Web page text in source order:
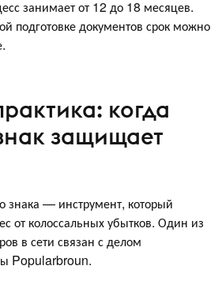
занимает от 12 до 18 месяцев.
подготовке документов срок можно
когда
защищает
знака — инструмент, который
от колоссальных убытков. Один из
в сети связан с делом
Popularbroun.